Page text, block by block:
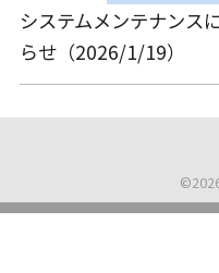
システムメンテナンス
らせ（2026/1/19）